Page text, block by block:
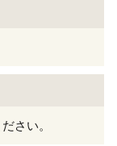
さい。